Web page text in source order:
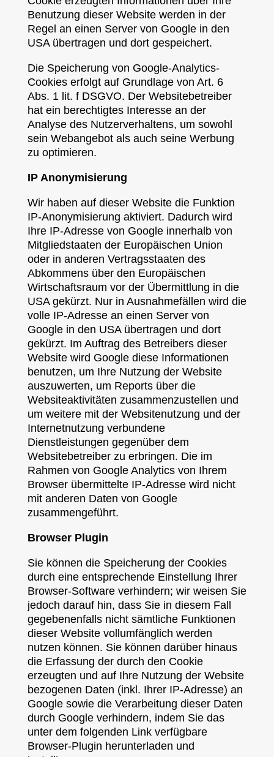
Benutzung dieser Website werden in der
Regel an einen Server von Google in den
USA übertragen und dort gespeichert.
Die Speicherung von Google-Analytics-
Cookies erfolgt auf Grundlage von Art. 6
Abs. 1 lit. f DSGVO. Der Websitebetreiber
hat ein berechtigtes Interesse an der
Analyse des Nutzerverhaltens, um sowohl
sein Webangebot als auch seine Werbung
zu optimieren.
IP Anonymisierung
Wir haben auf dieser Website die Funktion
IP-Anonymisierung aktiviert. Dadurch wird
Ihre IP-Adresse von Google innerhalb von
Mitgliedstaaten der Europäischen Union
oder in anderen Vertragsstaaten des
Abkommens über den Europäischen
Wirtschaftsraum vor der Übermittlung in die
USA gekürzt. Nur in Ausnahmefällen wird die
volle IP-Adresse an einen Server von
Google in den USA übertragen und dort
gekürzt. Im Auftrag des Betreibers dieser
Website wird Google diese Informationen
benutzen, um Ihre Nutzung der Website
auszuwerten, um Reports über die
Websiteaktivitäten zusammenzustellen und
um weitere mit der Websitenutzung und der
Internetnutzung verbundene
Dienstleistungen gegenüber dem
Websitebetreiber zu erbringen. Die im
Rahmen von Google Analytics von Ihrem
Browser übermittelte IP-Adresse wird nicht
mit anderen Daten von Google
zusammengeführt.
Browser Plugin
Sie können die Speicherung der Cookies
durch eine entsprechende Einstellung Ihrer
Browser-Software verhindern; wir weisen Sie
jedoch darauf hin, dass Sie in diesem Fall
gegebenenfalls nicht sämtliche Funktionen
dieser Website vollumfänglich werden
nutzen können. Sie können darüber hinaus
die Erfassung der durch den Cookie
erzeugten und auf Ihre Nutzung der Website
bezogenen Daten (inkl. Ihrer IP-Adresse) an
Google sowie die Verarbeitung dieser Daten
durch Google verhindern, indem Sie das
unter dem folgenden Link verfügbare
Browser-Plugin herunterladen und